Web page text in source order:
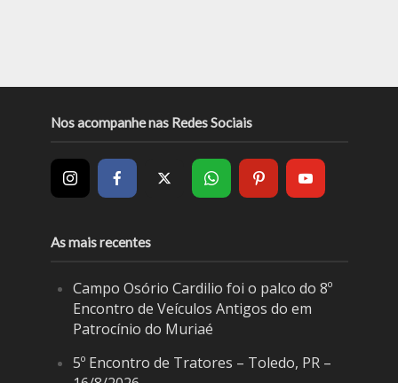
Nos acompanhe nas Redes Sociais
As mais recentes
Campo Osório Cardilio foi o palco do 8º
Encontro de Veículos Antigos do em
Patrocínio do Muriaé
5º Encontro de Tratores – Toledo, PR –